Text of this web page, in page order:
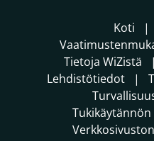
Koti
Tietoja WiZistä
Lehdistötiedot